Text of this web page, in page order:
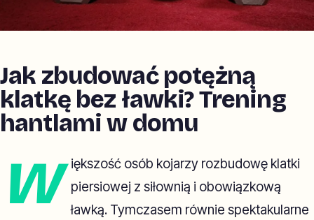
Jak zbudować potężną
klatkę bez ławki? Trening
hantlami w domu
W
iększość osób kojarzy rozbudowę klatki
piersiowej z siłownią i obowiązkową
ławką. Tymczasem równie spektakularne